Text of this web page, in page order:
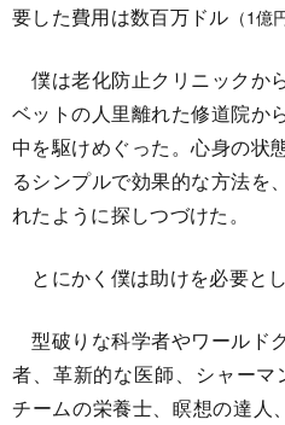
要した費用は数百万ドル （1億
僕は老化防止クリニックか
ベットの人里離れた修道院か
中を駆けめぐった。心身の状
るシンプルで効果的な方法を
れたように探しつづけた。
とにかく僕は助けを必要とし
型破りな科学者やワールド
者、革新的な医師、シャーマ
チームの栄養士、瞑想の達人